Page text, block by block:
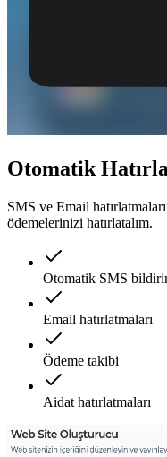
Otomatik
SMS ve Email
ödemelerinizi hatırlatalım.
Otomatik SMS
Email hatırlatmaları
Ödeme takibi
Aidat hatırlatmaları